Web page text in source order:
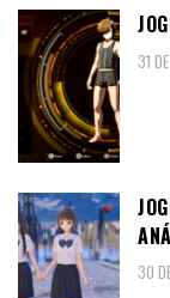
31
30